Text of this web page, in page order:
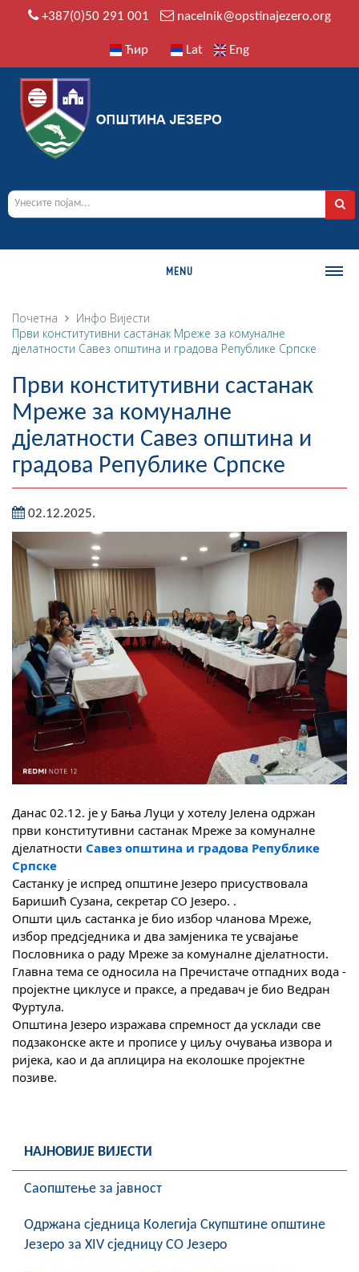
+387(0)50 291 001 nacelnik@opstinajezero.org
Ћир Lat Eng
MENU
О ОПШТИНИ
Историја
Географија
Насељена мјеста
Занимљивости
Фотогалерија
НАЧЕЛНИК
О Начелнику
Замјеник начелника
Извјештај о раду начелника
СКУПШТИНА
Статут Општине
Скупштинско вијеће општине језеро
Састав Скупштине
Службени Гласници
ОПШТИНСКА УПРАВА
ИНФО
Вијести
Активности
Јавни позиви
Обавјештења
Заштита од пожара
ФИНАНСИЈЕ
Пољопривреда
Почетна Инфо Вијести
Први конститутивни састанак Мреже за комуналне
д‌јелатности Савез општина и градова Републике Српске
Први конститутивни састанак
Мреже за комуналне
д‌јелатности Савез општина и
градова Републике Српске
02.12.2025.
Данас 02.12. је у Бања Луци у хотелу Јелена одржан
први конститутивни састанак Мреже за комуналне
д‌јелатности Савез општина и градова Републике
Српске
Састанку је испред општине Језеро присуствовала
Баришић Сузана, секретар СО Језеро. .
Општи циљ састанка је био избор чланова Мреже,
избор предсједника и два замјеника те усвајање
Пословника о раду Мреже за комуналне д‌јелатности.
Главна тема се односила на Пречистаче отпадних вода -
пројектне циклусе и праксе, а предавач је био Ведран
Фуртула.
Општина Језеро изражава спремност да усклади све
подзаконске акте и прописе у циљу очувања извора и
ријека, као и да аплицира на еколошке пројектне
позиве.
НАЈНОВИЈЕ ВИЈЕСТИ
Саопштење за јавност
Oдржана сједница Колегија Скупштине општине
Језеро за XIV сједницу СО Језеро